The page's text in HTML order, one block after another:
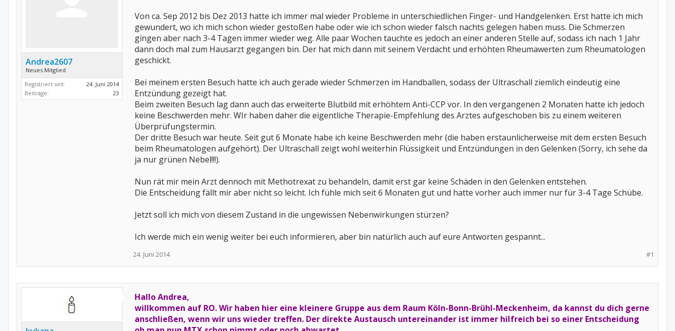
Andrea2607
Neues Mitglied
Registriert seit:
24. Juni 2014
Beiträge:
23
Von ca. Sep 2012 bis Dez 2013 hatte ich immer mal wieder Probleme in unterschiedlichen Finger- und Handgelenken. Erst hatte ich mich
gewundert, wo ich mich schon wieder gestoßen habe oder wie ich schon wieder falsch nachts gelegen haben muss. Die Schmerzen
gingen aber nach 3-4 Tagen immer wieder weg. Alle paar Wochen tauchte es jedoch an einer anderen Stelle auf, sodass ich nach 1 Jahr
dann doch mal zum Hausarzt gegangen bin. Der hat mich dann mit seinem Verdacht und erhöhten Rheumawerten zum Rheumatologen
geschickt.
Bei meinem ersten Besuch hatte ich auch gerade wieder Schmerzen im Handballen, sodass der Ultraschall ziemlich eindeutig eine
Entzündung gezeigt hat.
Beim zweiten Besuch lag dann auch das erweiterte Blutbild mit erhöhtem Anti-CCP vor. In den vergangenen 2 Monaten hatte ich jedoch
keine Beschwerden mehr. WIr haben daher die eigentliche Therapie-Empfehlung des Arztes aufgeschoben bis zu einem weiteren
Überprüfungstermin.
Der dritte Besuch war heute. Seit gut 6 Monate habe ich keine Beschwerden mehr (die haben erstaunlicherweise mit dem ersten Besuch
beim Rheumatologen aufgehört). Der Ultraschall zeigt wohl weiterhin Flüssigkeit und Entzündungen in den Gelenken (Sorry, ich sehe da
ja nur grünen Nebel!!!).
Nun rät mir mein Arzt dennoch mit Methotrexat zu behandeln, damit erst gar keine Schäden in den Gelenken entstehen.
Die Entscheidung fällt mir aber nicht so leicht. Ich fühle mich seit 6 Monaten gut und hatte vorher auch immer nur für 3-4 Tage Schübe.
Jetzt soll ich mich von diesem Zustand in die ungewissen Nebenwirkungen stürzen?
Ich werde mich ein wenig weiter bei euch informieren, aber bin natürlich auch auf eure Antworten gespannt...
#1
24. Juni 2014
Hallo Andrea,
willkommen auf RO. Wir haben hier eine kleinere Gruppe aus dem Raum Köln-Bonn-Brühl-Meckenheim, da kannst du dich gerne
anschließen, wenn wir uns wieder treffen. Der direkte Austausch untereinander ist immer hilfreich bei so einer Entscheidung